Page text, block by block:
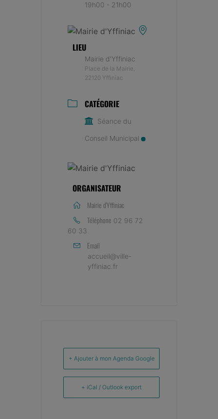
19h00 - 21h00
LIEU
Mairie d'Yffiniac
Place de la Mairie,
22120 Yffiniac
CATÉGORIE
Séance du
Conseil Municipal
ORGANISATEUR
Mairie d'Yffiniac
Téléphone 02 96 72
60 33
Email
accueil@ville-
yffiniac.fr
+ Ajouter à mon Agenda Google
+ iCal / Outlook export